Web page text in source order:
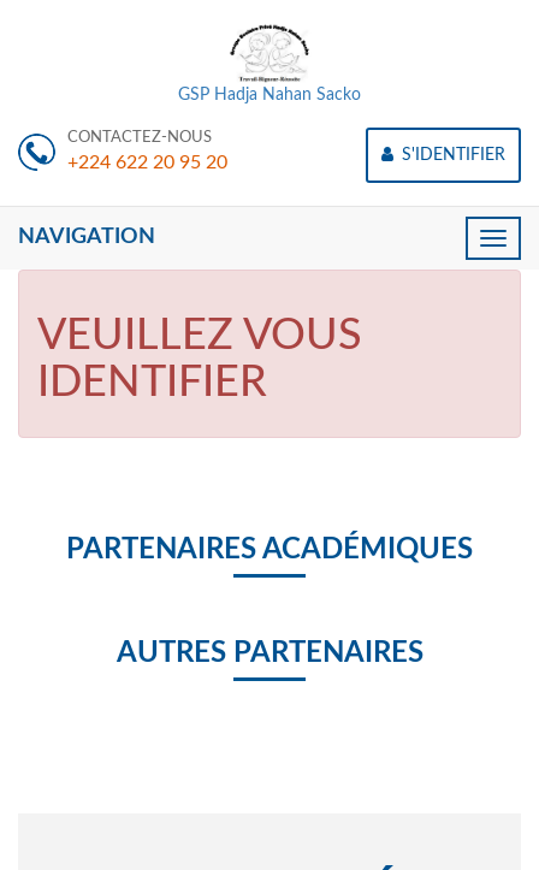
GSP Hadja Nahan Sacko
CONTACTEZ-NOUS
+224 622 20 95 20 S'IDENTIFIER
Toggle
NAVIGATION
VEUILLEZ VOUS
IDENTIFIER
PARTENAIRES ACADÉMIQUES
AUTRES PARTENAIRES